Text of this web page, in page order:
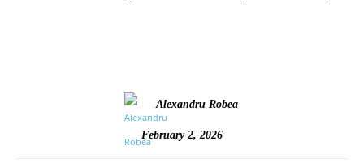
Alexandru Robea
February 2, 2026